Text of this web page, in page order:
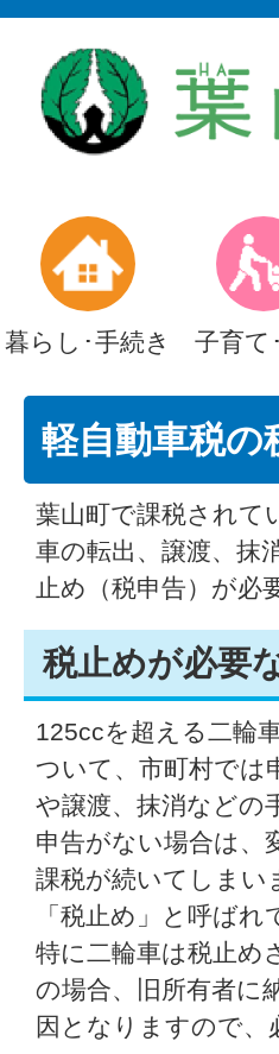
暮らし･手続き 子育て
軽自動車税の
葉山町で課税されて
車の転出、譲渡、抹
止め（税申告）が必
税止めが必要
125ccを超える二輪
ついて、市町村では
や譲渡、抹消などの
申告がない場合は、
課税が続いてしまい
「税止め」と呼ばれ
特に二輪車は税止め
の場合、旧所有者に
因となりますので